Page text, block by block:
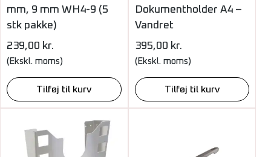
mm, 9 mm WH4-9 (5
stk pakke)
239,00 kr.
(Ekskl. moms)
Tilføj til kurv
Dokumentholder A4 –
Vandret
395,00 kr.
(Ekskl. moms)
Tilføj til kurv